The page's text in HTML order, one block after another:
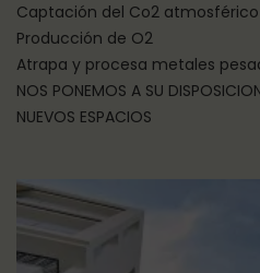
Captación del Co2
Producción de O2
Atrapa y procesa metales
NOS PONEMOS A SU
NUEVOS ESPACIOS